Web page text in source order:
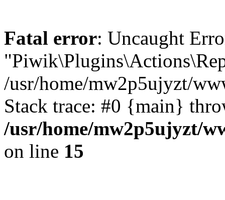
Fatal error: Uncaught
/usr/home/mw2p5ujyzt/
Stack trace: #0 {main}
/usr/home/mw2p5ujyzt/
on line 15